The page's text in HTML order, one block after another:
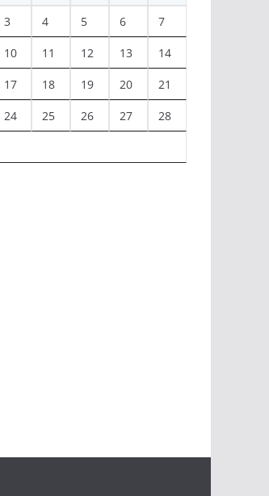
3 4 5 6 7
10 11 12 13 14
17 18 19 20 21
24 25 26 27 28